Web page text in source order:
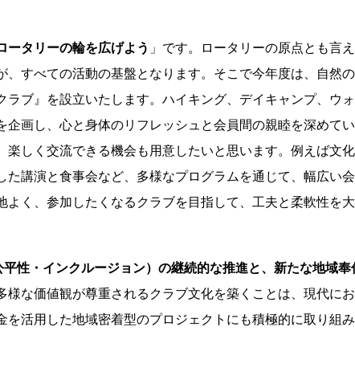
ータリーの輪を広げよう 」です。ロータリーの原点とも言
、すべての活動の基盤となります。そこで今年度は、自然
ラブ』を設立いたします。ハイキング、デイキャンプ、ウ
企画し、心と身体のリフレッシュと会員間の親睦を深めて
楽しく交流できる機会も用意したいと思います。例えば文
た講演と食事会など、多様なプログラムを通じて、幅広い
よく、参加したくなるクラブを目指して、工夫と柔軟性を大
平性・インクルージョン）の継続的な推進と、新たな地域奉
様な価値観が尊重されるクラブ文化を築くことは、現代に
を活用した地域密着型のプロジェクトにも積極的に取り組